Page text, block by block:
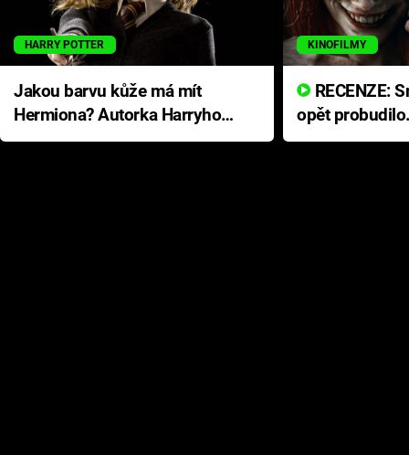
HARRY POTTER
Jakou barvu kůže má mít
Hermiona? Autorka Harryho
Pottera přišla s ráznou
KINOFILMY
opět
přichází s